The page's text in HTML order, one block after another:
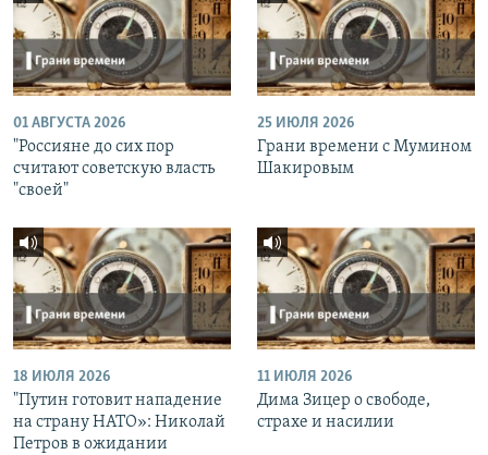
01 АВГУСТА 2026
"Россияне до сих пор
считают советскую власть
"своей"
25 ИЮЛЯ 2026
Грани времени с Мумином
Шакировым
18 ИЮЛЯ 2026
"Путин готовит нападение
на страну НАТО»: Николай
Петров в ожидании
11 ИЮЛЯ 2026
Дима Зицер о свободе,
страхе и насилии